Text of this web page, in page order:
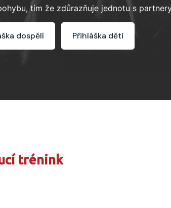
tím že zdůrazňuje jednotu s
dospělí Přihláška děti
trénink